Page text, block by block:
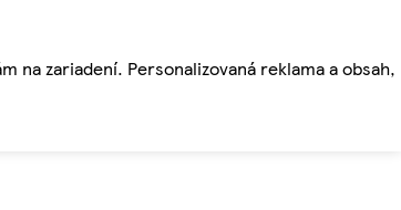
zariadení. Personalizovaná reklama a obsah,